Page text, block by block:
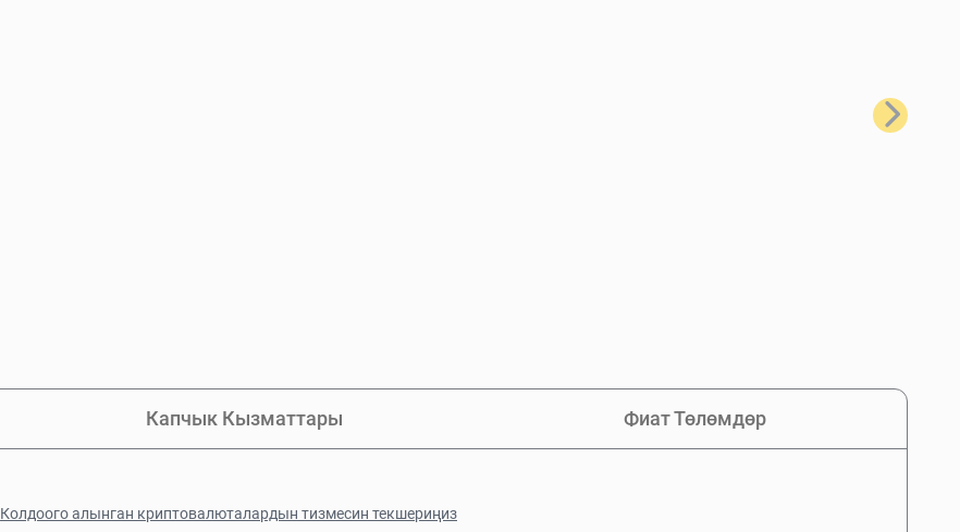
Кийинки
Капчык Кызматтары Фиат Төлөмдөр
Колдоого алынган криптовалюталардын тизмесин текшериңиз